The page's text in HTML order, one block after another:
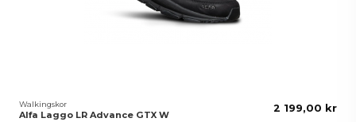
Walkingskor
Alfa Laggo LR Advance GTX W
2 199,00 kr